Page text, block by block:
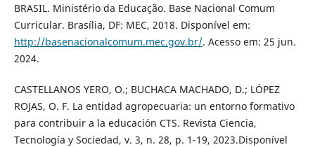
BRASIL. Ministério da Educação. Base Nacional Comum
Curricular. Brasília, DF: MEC, 2018. Disponível em:
http://basenacionalcomum.mec.gov.br/. Acesso em: 25 jun.
2024.
CASTELLANOS YERO, O.; BUCHACA MACHADO, D.; LÓPEZ
ROJAS, O. F. La entidad agropecuaria: un entorno formativo
para contribuir a la educación CTS. Revista Ciencia,
Tecnología y Sociedad, v. 3, n. 28, p. 1-19, 2023.Disponível